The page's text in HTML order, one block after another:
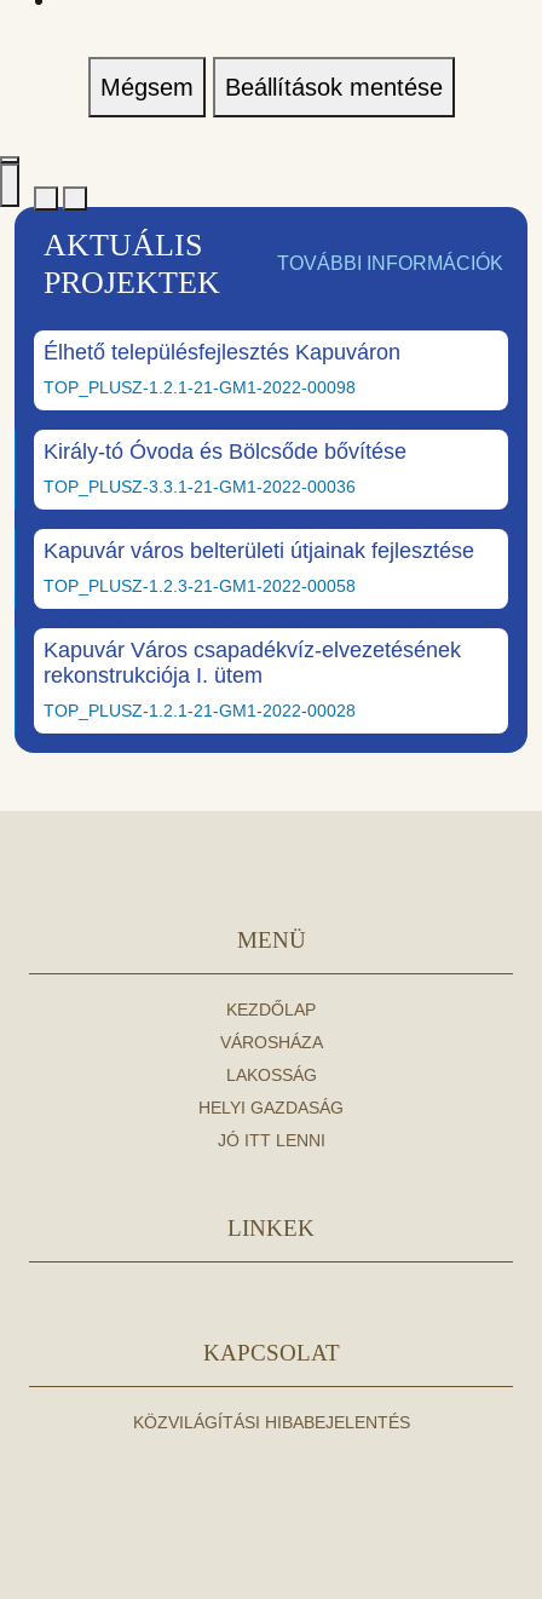
Mégsem Beállítások mentése
AKTUÁLIS
PROJEKTEK
TOVÁBBI INFORMÁCIÓK
Élhető településfejlesztés Kapuváron
TOP_PLUSZ-1.2.1-21-GM1-2022-00098
Király-tó Óvoda és Bölcsőde bővítése
TOP_PLUSZ-3.3.1-21-GM1-2022-00036
Kapuvár város belterületi útjainak fejlesztése
TOP_PLUSZ-1.2.3-21-GM1-2022-00058
Kapuvár Város csapadékvíz-elvezetésének
rekonstrukciója I. ütem
TOP_PLUSZ-1.2.1-21-GM1-2022-00028
MENÜ
KEZDŐLAP
VÁROSHÁZA
LAKOSSÁG
HELYI GAZDASÁG
JÓ ITT LENNI
LINKEK
KAPCSOLAT
KÖZVILÁGÍTÁSI HIBABEJELENTÉS